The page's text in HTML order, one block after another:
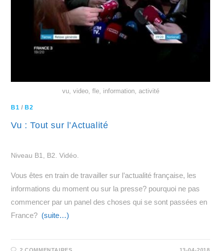
vu, video, fle, information, activité
B1 /B2
Vu : Tout sur l’Actualité
Niveau B1, B2. Vidéo.
Vous êtes en train de travailler sur l’actualité française, les
informations du moment ou sur la presse? pourquoi ne pas
commencer par un panel des choses qui se sont passées en
France? (suite…)